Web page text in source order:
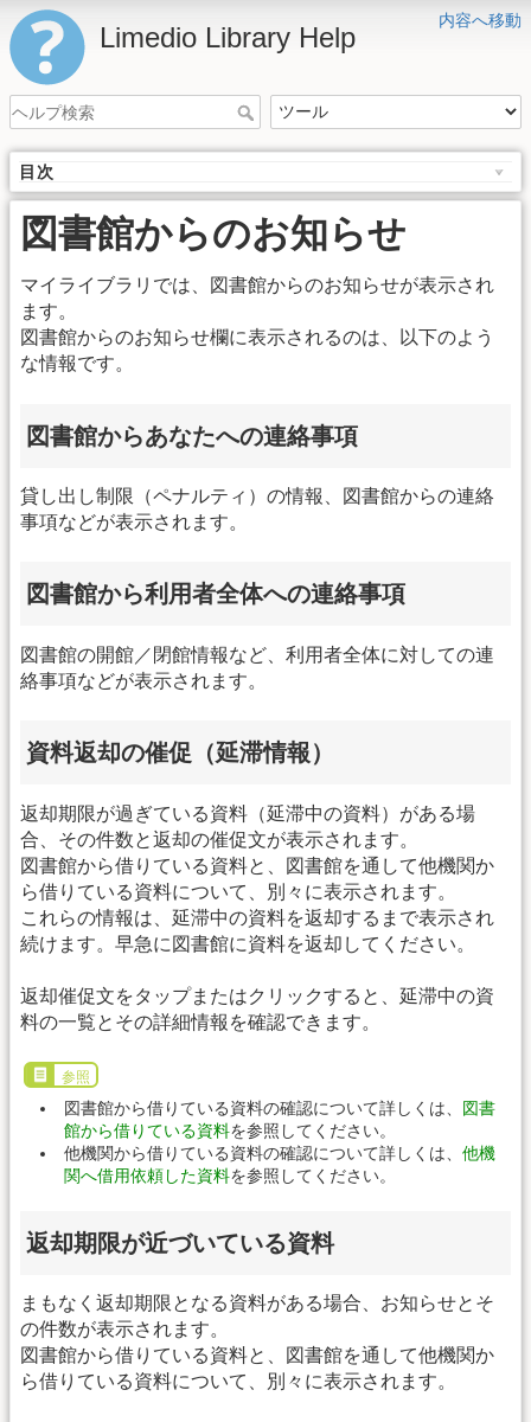
内容へ移動
Limedio Library Help
目次
図書館からのお知らせ
マイライブラリでは、図書館からのお知らせが表示され
ます。
図書館からのお知らせ欄に表示されるのは、以下のよう
な情報です。
図書館からあなたへの連絡事項
貸し出し制限（ペナルティ）の情報、図書館からの連絡
事項などが表示されます。
図書館から利用者全体への連絡事項
図書館の開館／閉館情報など、利用者全体に対しての連
絡事項などが表示されます。
資料返却の催促（延滞情報）
返却期限が過ぎている資料（延滞中の資料）がある場
合、その件数と返却の催促文が表示されます。
図書館から借りている資料と、図書館を通して他機関か
ら借りている資料について、別々に表示されます。
これらの情報は、延滞中の資料を返却するまで表示され
続けます。早急に図書館に資料を返却してください。
返却催促文をタップまたはクリックすると、延滞中の資
料の一覧とその詳細情報を確認できます。
参照
図書館から借りている資料の確認について詳しくは、 図書
館から借りている資料を参照してください。
他機関から借りている資料の確認について詳しくは、 他機
関へ借用依頼した資料を参照してください。
返却期限が近づいている資料
まもなく返却期限となる資料がある場合、お知らせとそ
の件数が表示されます。
図書館から借りている資料と、図書館を通して他機関か
ら借りている資料について、別々に表示されます。